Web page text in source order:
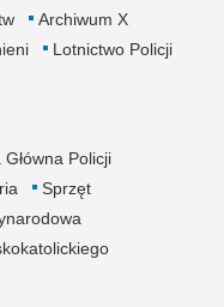
Archiwum X
Lotnictwo Policji
Policji
Sprzęt